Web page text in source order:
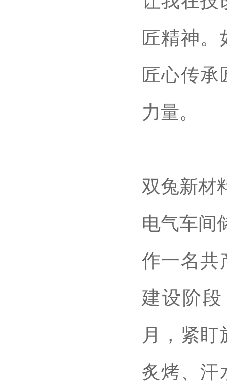
匠精神
匠心传
力量。
双兔新材
电气车间
作一名共
建设阶
月，紧
炙烤、汗